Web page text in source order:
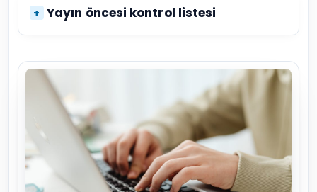
Yayın öncesi kontrol listesi